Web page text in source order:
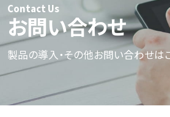
Contact Us
お問い合わせ
製品の導入・その他お問い合わせは